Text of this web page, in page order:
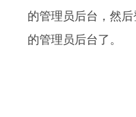
的管理员后台，然
的管理员后台了。